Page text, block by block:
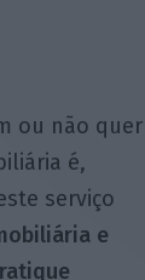
ou não quer
é,
serviço
e